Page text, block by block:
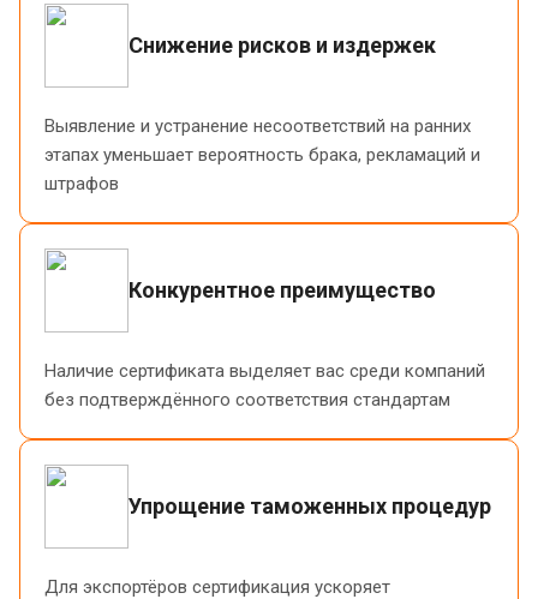
Снижение рисков и издержек
Выявление и устранение несоответствий на ранних
этапах уменьшает вероятность брака, рекламаций и
штрафов
Конкурентное преимущество
Наличие сертификата выделяет вас среди компаний
без подтверждённого соответствия стандартам
Упрощение таможенных процедур
Для экспортёров сертификация ускоряет